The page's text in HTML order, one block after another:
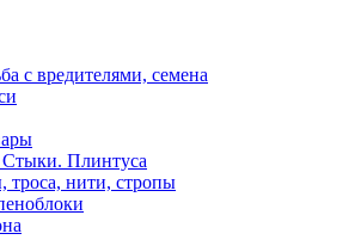
с вредителями, семена
Плинтуса
нити, стропы